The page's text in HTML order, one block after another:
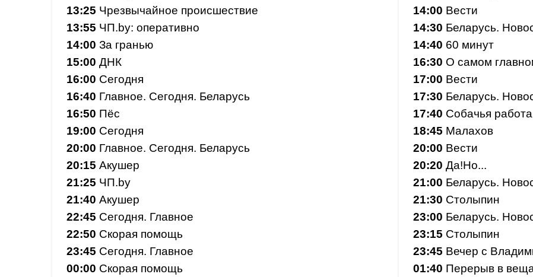
13:25 Чрезвычайное происшествие
13:55 ЧП.by: оперативно
14:00 За гранью
15:00 ДНК
16:00 Сегодня
16:40 Главное. Сегодня. Беларусь
16:50 Пёс
19:00 Сегодня
20:00 Главное. Сегодня. Беларусь
20:15 Акушер
21:25 ЧП.by
21:40 Акушер
22:45 Сегодня. Главное
22:50 Скорая помощь
23:45 Сегодня. Главное
00:00 Скорая помощь
14:00 Вести
14:30 Беларусь.
14:40 60 минут
16:30 О самом
17:00 Вести
17:30 Беларусь.
17:40 Собачья работа
18:45 Малахов
20:00 Вести
20:20 Да!Но...
21:00 Беларусь.
21:30 Столыпин
23:00 Беларусь.
23:15 Столыпин
23:45 Вечер с
01:40 Перерыв в